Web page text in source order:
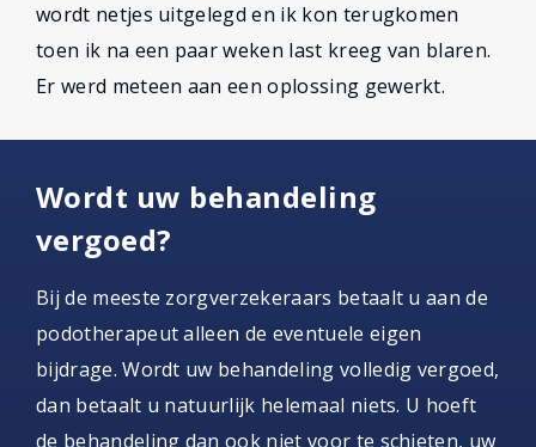
wordt netjes uitgelegd en ik kon terugkomen
toen ik na een paar weken last kreeg van blaren.
Er werd meteen aan een oplossing gewerkt.
Wordt uw behandeling
vergoed?
Bij de meeste zorgverzekeraars betaalt u aan de
podotherapeut alleen de eventuele eigen
bijdrage. Wordt uw behandeling volledig vergoed,
dan betaalt u natuurlijk helemaal niets. U hoeft
de behandeling dan ook niet voor te schieten, uw